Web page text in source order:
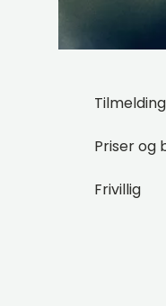
Tilmelding
Priser og
Frivillig